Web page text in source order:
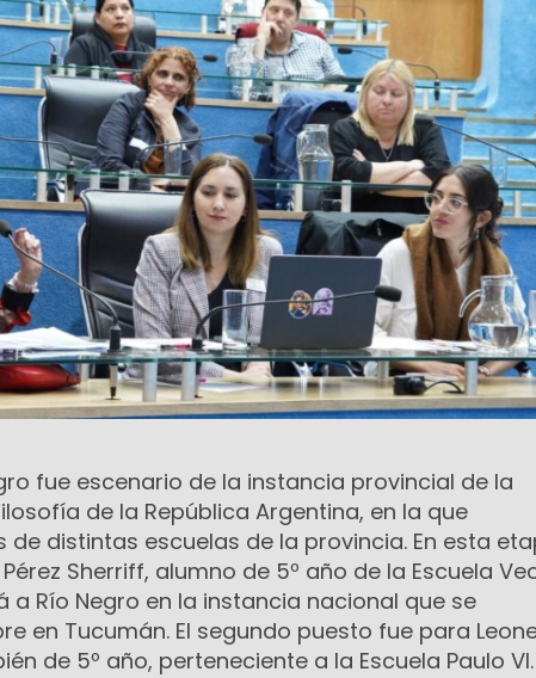
fue escenario de la instancia provincial de la
de la República Argentina, en la que
distintas escuelas de la provincia. En esta
Sherriff, alumno de 5º año de la Escuela
a Río Negro en la instancia nacional que se
en Tucumán. El segundo puesto fue para
de 5º año, perteneciente a la Escuela Paulo VI.